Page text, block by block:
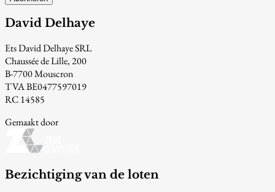
David Delhaye
Ets David Delhaye SRL
Chaussée de Lille, 200
B-7700 Mouscron
TVA BE0477597019
RC 14585
Gemaakt door
Bezichtiging van de loten